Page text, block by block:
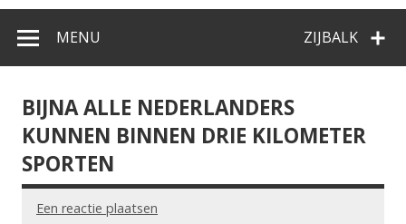
ZIJBALK
MENU
BIJNA ALLE NEDERLANDERS
KUNNEN BINNEN DRIE KILOMETER
SPORTEN
Een reactie plaatsen